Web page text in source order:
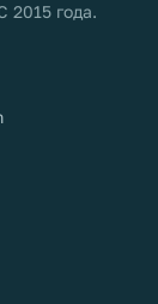
2015 года.